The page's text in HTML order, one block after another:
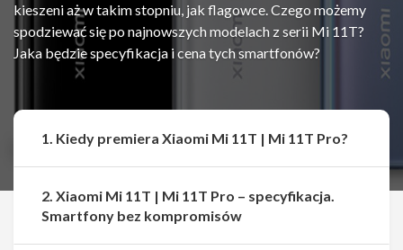
kieszeni aż w takim stopniu, jak flagowce. Czego możemy
spodziewać się po najnowszych modelach z serii Mi 11T?
Jaka będzie specyfikacja i cena tych smartfonów?
1. Kiedy premiera Xiaomi Mi 11T | Mi 11T Pro?
2. Xiaomi Mi 11T | Mi 11T Pro – specyfikacja.
Smartfony bez kompromisów